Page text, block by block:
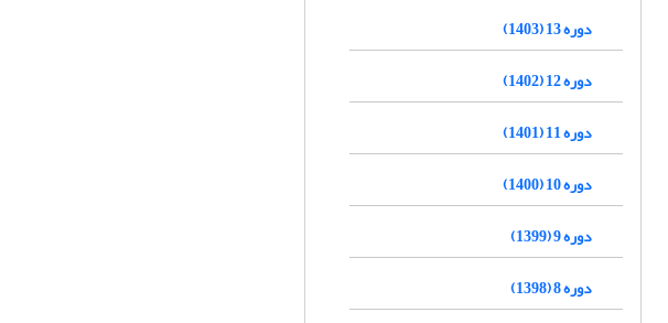
دوره 13 (1403)
دوره 12 (1402)
دوره 11 (1401)
دوره 10 (1400)
دوره 9 (1399)
دوره 8 (1398)